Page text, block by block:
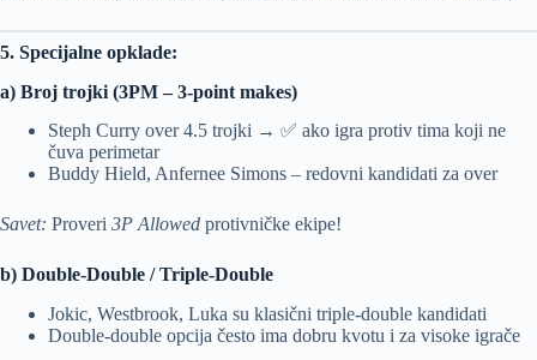
5. Specijalne opklade:
a) Broj trojki (3PM – 3-point makes)
Steph Curry over 4.5 trojki → ✅ ako igra protiv tima koji ne
čuva perimetar
Buddy Hield, Anfernee Simons – redovni kandidati za over
Savet: Proveri 3P Allowed protivničke ekipe!
b) Double-Double / Triple-Double
Jokic, Westbrook, Luka su klasični triple-double kandidati
Double-double opcija često ima dobru kvotu i za visoke igrače